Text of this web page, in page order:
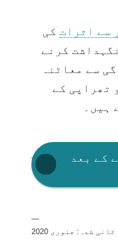
سے اثراتکی
کرنے
سے معاٹنہ
تھراپی کے
ہیں۔
کے بعد
—
ثانی شدہ: جنوری 2020